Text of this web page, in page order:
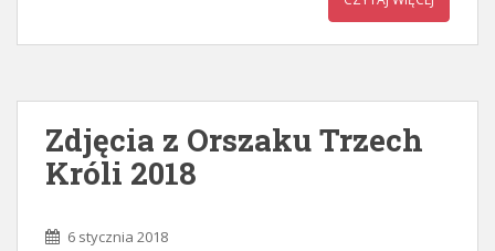
Zdjęcia z Orszaku Trzech
Króli 2018
6 stycznia 2018